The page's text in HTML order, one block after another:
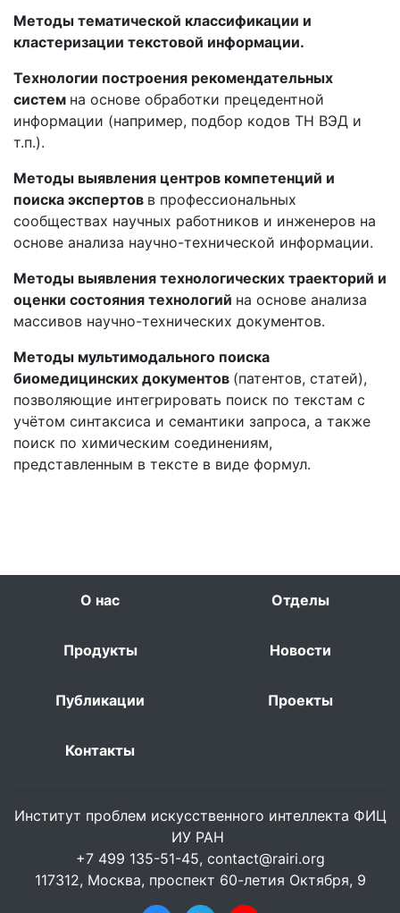
Методы тематической классификации и
кластеризации текстовой информации.
Технологии построения рекомендательных
систем на основе обработки прецедентной
информации (например, подбор кодов ТН ВЭД и
т.п.).
Методы выявления центров компетенций и
поиска экспертов в профессиональных
сообществах научных работников и инженеров на
основе анализа научно-технической информации.
Методы выявления технологических траекторий и
оценки состояния технологий на основе анализа
массивов научно-технических документов.
Методы мультимодального поиска
биомедицинских документов (патентов, статей),
позволяющие интегрировать поиск по текстам с
учётом синтаксиса и семантики запроса, а также
поиск по химическим соединениям,
представленным в тексте в виде формул.
О нас Отделы
Продукты Новости
Публикации Проекты
Контакты
Институт проблем искусственного интеллекта ФИЦ
ИУ РАН
+7 499 135-51-45, contact@rairi.org
117312, Москва, проспект 60-летия Октября, 9